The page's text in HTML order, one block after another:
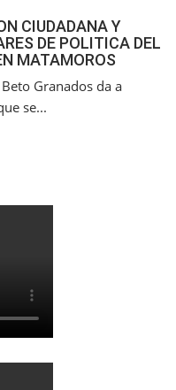
CIUDADANA Y
DE POLITICA DEL
MATAMOROS
Granados da a
se...